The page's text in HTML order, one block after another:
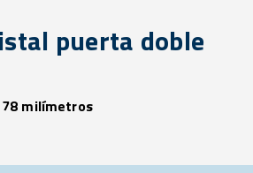
puerta doble
milímetros